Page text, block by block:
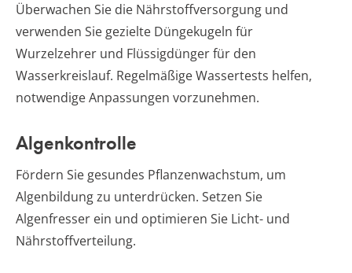
Überwachen Sie die Nährstoffversorgung und
verwenden Sie gezielte Düngekugeln für
Wurzelzehrer und Flüssigdünger für den
Wasserkreislauf. Regelmäßige Wassertests helfen,
notwendige Anpassungen vorzunehmen.
Algenkontrolle
Fördern Sie gesundes Pflanzenwachstum, um
Algenbildung zu unterdrücken. Setzen Sie
Algenfresser ein und optimieren Sie Licht- und
Nährstoffverteilung.